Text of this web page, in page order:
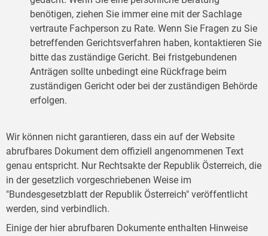
benötigen, ziehen Sie immer eine mit der Sachlage
vertraute Fachperson zu Rate. Wenn Sie Fragen zu Sie
betreffenden Gerichtsverfahren haben, kontaktieren Sie
bitte das zuständige Gericht. Bei fristgebundenen
Anträgen sollte unbedingt eine Rückfrage beim
zuständigen Gericht oder bei der zuständigen Behörde
erfolgen.
Wir können nicht garantieren, dass ein auf der Website
abrufbares Dokument dem offiziell angenommenen Text
genau entspricht. Nur Rechtsakte der Republik Österreich, die
in der gesetzlich vorgeschriebenen Weise im
"Bundesgesetzblatt der Republik Österreich" veröffentlicht
werden, sind verbindlich.
Einige der hier abrufbaren Dokumente enthalten Hinweise